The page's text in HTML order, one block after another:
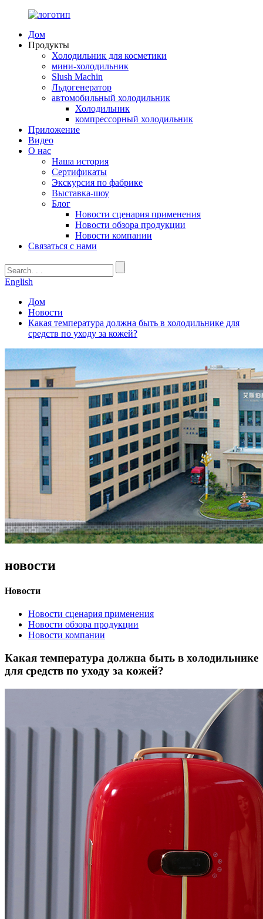
Дом
Продукты
Холодильник для косметики
мини-холодильник
Slush Machin
Льдогенератор
автомобильный холодильник
Холодильник
компрессорный холодильник
Приложение
Видео
О нас
Наша история
Сертификаты
Экскурсия по фабрике
Выставка-шоу
Блог
Новости сценария применения
Новости обзора продукции
Новости компании
Связаться с нами
English
Дом
Новости
Какая температура должна быть в холодильнике для
средств по уходу за кожей?
новости
Новости
Новости сценария применения
Новости обзора продукции
Новости компании
Какая температура должна быть в холодильнике
для средств по уходу за кожей?